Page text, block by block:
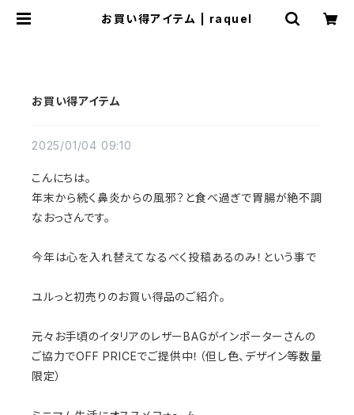
お買い得アイテム | raquel
お買い得アイテム
2025/01/04 09:10
こんにちは。
年末から続く鼻炎からの風邪？と食べ過ぎで胃腸が絶不調
なおっさんです。
今年は心を入れ替えてなるべく投稿あるのみ！という事で
ユルっと初売りのお買い得品のご紹介。
元々お手頃のイタリアのレザーBAGがインポーターさんの
ご協力でOFF PRICEでご提供中！（但し色、デザイン等数量
限定）